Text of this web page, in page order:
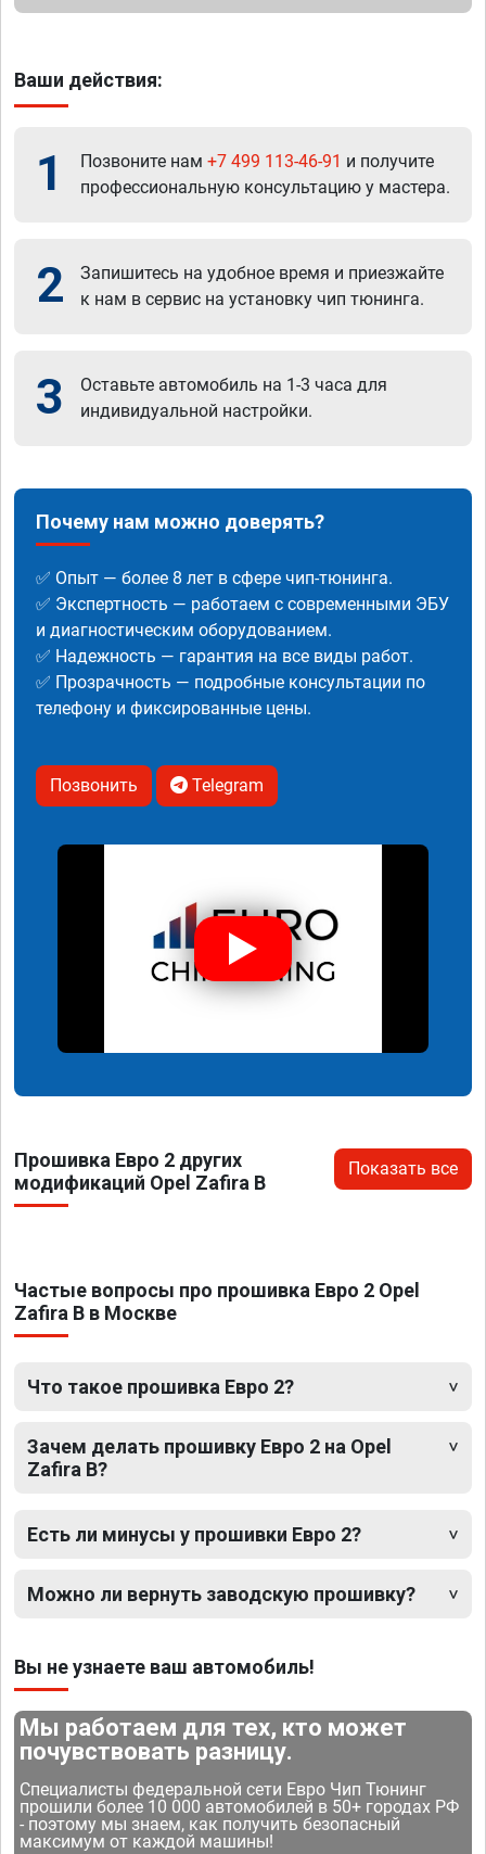
Ваши действия:
1 Позвоните нам +7 499 113-46-91 и получите
профессиональную консультацию у мастера.
2
Запишитесь на удобное время и приезжайте
к нам в сервис на установку чип тюнинга.
3
Оставьте автомобиль на 1-3 часа для
индивидуальной настройки.
Почему нам можно доверять?
✅ Опыт — более 8 лет в сфере чип-тюнинга.
✅ Экспертность — работаем с современными ЭБУ
и диагностическим оборудованием.
✅ Надежность — гарантия на все виды работ.
✅ Прозрачность — подробные консультации по
телефону и фиксированные цены.
Позвонить Telegram
Прошивка Евро 2 других
модификаций Opel Zafira B
Показать все
Частые вопросы про прошивка Евро 2 Opel
Zafira B в Москве
Что такое прошивка Евро 2?
Зачем делать прошивку Евро 2 на Opel
Zafira B?
Есть ли минусы у прошивки Евро 2?
Можно ли вернуть заводскую прошивку?
Вы не узнаете ваш автомобиль!
Мы работаем для тех, кто может
почувствовать разницу.
Специалисты федеральной сети Евро Чип Тюнинг
прошили более 10 000 автомобилей в 50+ городах РФ
- поэтому мы знаем, как получить безопасный
максимум от каждой машины!